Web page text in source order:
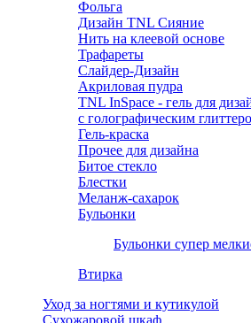
Фольга
Дизайн TNL Сияние
Нить на клеевой основе
Трафареты
Слайдер-Дизайн
Акриловая пудра
TNL InSpace - гель для
с голографическим
Гель-краска
Прочее для дизайна
Битое стекло
Блестки
Меланж-сахарок
Бульонки
Бульонки супер
Втирка
Уход за ногтями и кутикулой
Сухожаровой шкаф